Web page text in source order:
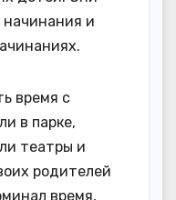
начинания и
время с
в парке,
театры и
родителей
время,